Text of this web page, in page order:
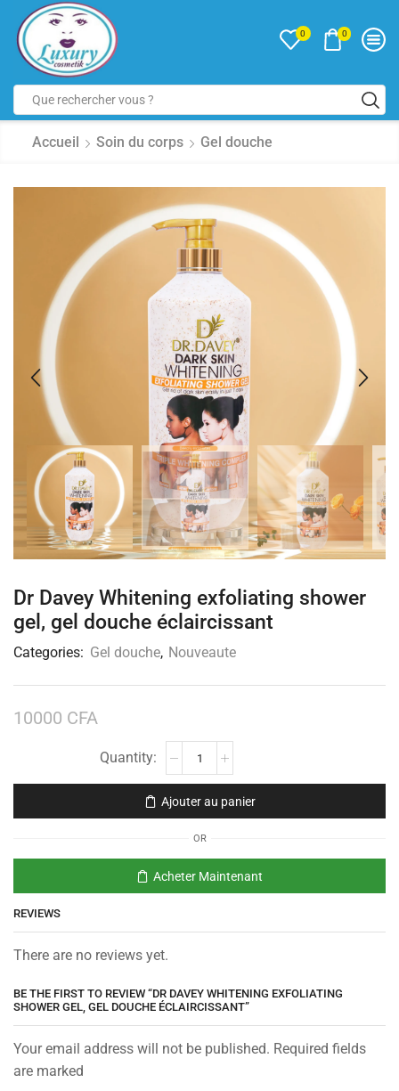
0 0
Accueil Soin du corps Gel douche
Dr Davey Whitening exfoliating shower
gel, gel douche éclaircissant
Categories: Gel douche, Nouveaute
10000 CFA
Ajouter au panier
OR
Acheter Maintenant
REVIEWS
There are no reviews yet.
BE THE FIRST TO REVIEW “DR DAVEY WHITENING EXFOLIATING
SHOWER GEL, GEL DOUCHE ÉCLAIRCISSANT”
Your email address will not be published. Required fields
are marked